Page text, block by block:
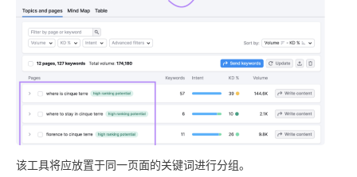
该工具将应放置于同一页面的关键词进行分组。